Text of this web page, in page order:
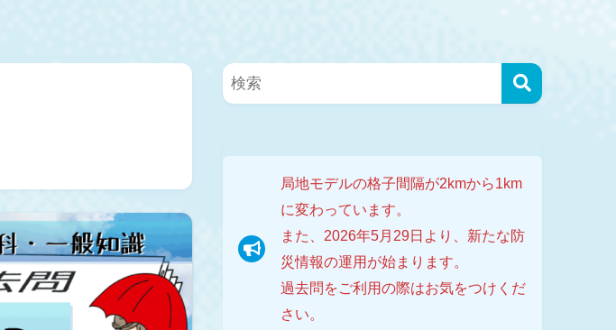
局地モデルの格子間隔が2kmから1km
に変わっています。
また、2026年5月29日より、新たな防
災情報の運用が始まります。
過去問をご利用の際はお気をつけくだ
さい。